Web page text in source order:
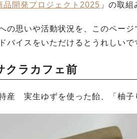
開発プロジェクト2025 」の取
の思いや活動状況を、このページ
バイスをいただけるとうれしいで
クラカフェ前
産 実生ゆずを使った飴、「柚子